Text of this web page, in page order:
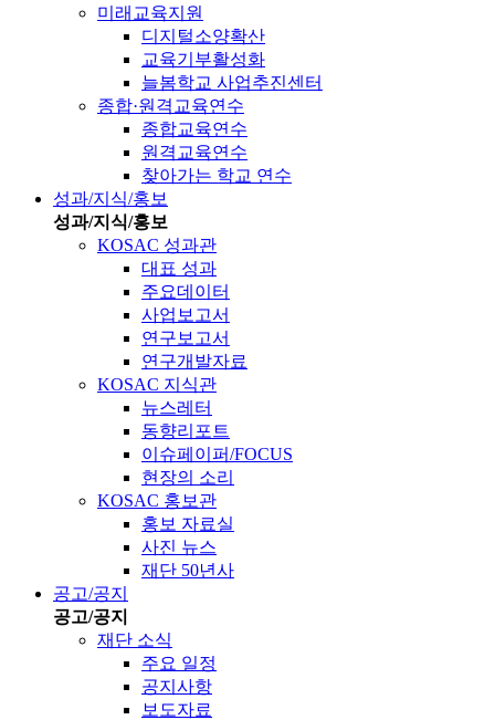
미래교육지원
디지털소양확산
교육기부활성화
늘봄학교 사업추진센터
종합·원격교육연수
종합교육연수
원격교육연수
찾아가는 학교 연수
성과/지식/홍보
성과/지식/홍보
KOSAC 성과관
대표 성과
주요데이터
사업보고서
연구보고서
연구개발자료
KOSAC 지식관
뉴스레터
동향리포트
이슈페이퍼/FOCUS
현장의 소리
KOSAC 홍보관
홍보 자료실
사진 뉴스
재단 50년사
공고/공지
공고/공지
재단 소식
주요 일정
공지사항
보도자료